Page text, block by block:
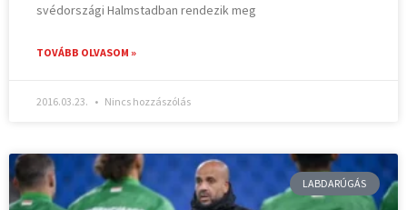
svédországi Halmstadban rendezik meg
TOVÁBB OLVASOM »
2016.03.23. Nincs hozzászólás
LABDARÚGÁS